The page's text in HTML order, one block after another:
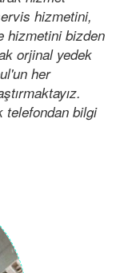
hizmetini,
hizmetini bizden
orjinal yedek
her
telefondan bilgi